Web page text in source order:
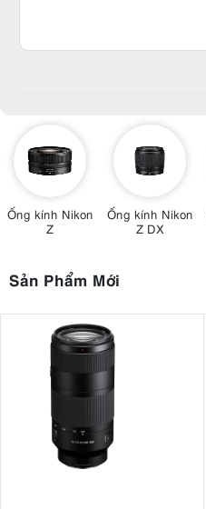
Ống kính Nikon
Z
Ống kính Nikon
Z DX
Sản Phẩm Mới